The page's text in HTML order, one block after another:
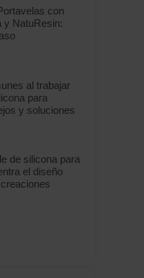
con
y NatuResin:
al trabajar
para
y soluciones
de silicona para
el diseño